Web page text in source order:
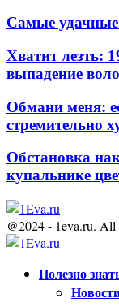
Самые
Хватит лезть:
выпадение
Обмани меня:
стремительно
Обстановка
купальнике
@2024 - 1eva.ru. All
Полезно